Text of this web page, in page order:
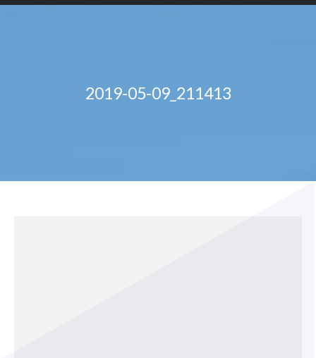
2019-05-09_211413